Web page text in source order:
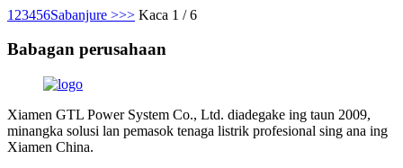
1 23456Sabanjure >>> Kaca 1 / 6
Babagan perusahaan
Xiamen GTL Power System Co., Ltd. diadegake ing taun 2009,
minangka solusi lan pemasok tenaga listrik profesional sing ana ing
Xiamen China.